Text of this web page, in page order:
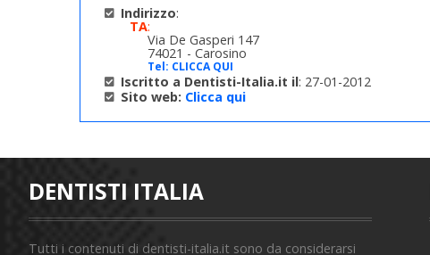
Indirizzo:
TA:
Via De Gasperi 147
74021 - Carosino
Tel: CLICCA QUI
Iscritto a Dentisti-Italia.it il: 27-01-2012
Sito web: Clicca qui
DENTISTI ITALIA
Tutti i contenuti di dentisti-italia.it sono da considerarsi